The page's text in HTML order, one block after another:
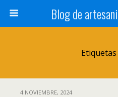
Blog de
Etiquetas
4 NOVIEMBRE, 2024